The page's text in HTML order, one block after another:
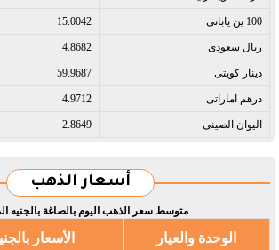
100 ين يابانى​ 15.0042
ريال سعودى​ 4.8682
دينار كويتى​ 59.9687
درهم اماراتى​ 4.9712
اليوان الصينى​ 2.8649
أسعار الذهب
متوسط سعر الذهب اليوم بالصاغة بالجنيه
الوحدة والعيار الأسعار